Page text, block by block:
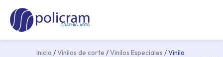
contenido
Inicio /Vinilos de corte /Vinilos Especiales / Vinilo